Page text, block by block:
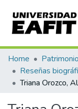
Communities &
All of DSpace
Home